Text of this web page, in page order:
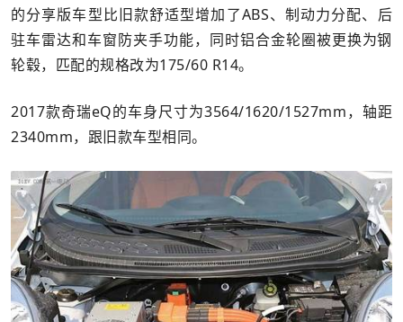
的分享版车型比旧款舒适型增加了ABS、制动力分配、后
驻车雷达和车窗防夹手功能，同时铝合金轮圈被更换为钢
轮毂，匹配的规格改为175/60 R14。
2017款奇瑞eQ的车身尺寸为3564/1620/1527mm，轴距
2340mm，跟旧款车型相同。